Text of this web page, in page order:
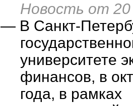
Новость от 20
— В Санкт-
университете
финансов, в
года, в рамках